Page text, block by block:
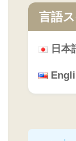
言語
日本